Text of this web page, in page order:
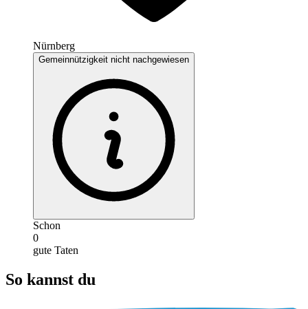
Nürnberg
Gemeinnützigkeit nicht nachgewiesen
Schon
0
gute Taten
So kannst du